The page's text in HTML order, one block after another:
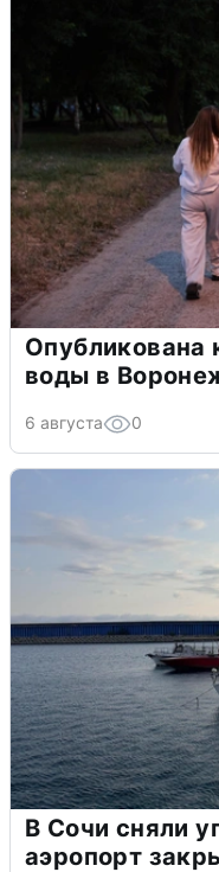
Опубликована
воды в
6 августа 0
В Сочи сняли
аэропорт